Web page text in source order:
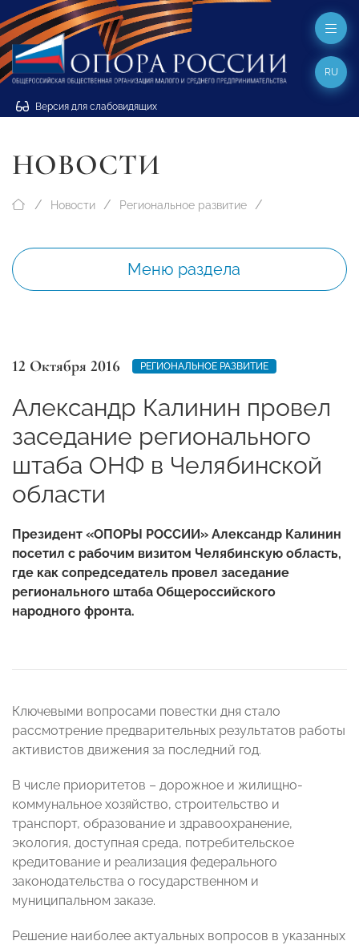
Версия для слабовидящих
RU
НОВОСТИ
Новости Региональное развитие
Меню раздела
12 Октября 2016 РЕГИОНАЛЬНОЕ РАЗВИТИЕ
Александр Калинин провел
заседание регионального
штаба ОНФ в Челябинской
области
Президент «ОПОРЫ РОССИИ» Александр Калинин
посетил с рабочим визитом Челябинскую область,
где как сопредседатель провел заседание
регионального штаба Общероссийского
народного фронта.
Ключевыми вопросами повестки дня стало
рассмотрение предварительных результатов работы
активистов движения за последний год.
В числе приоритетов – дорожное и жилищно-
коммунальное хозяйство, строительство и
транспорт, образование и здравоохранение,
экология, доступная среда, потребительское
кредитование и реализация федерального
законодательства о государственном и
муниципальном заказе.
Решение наиболее актуальных вопросов в указанных